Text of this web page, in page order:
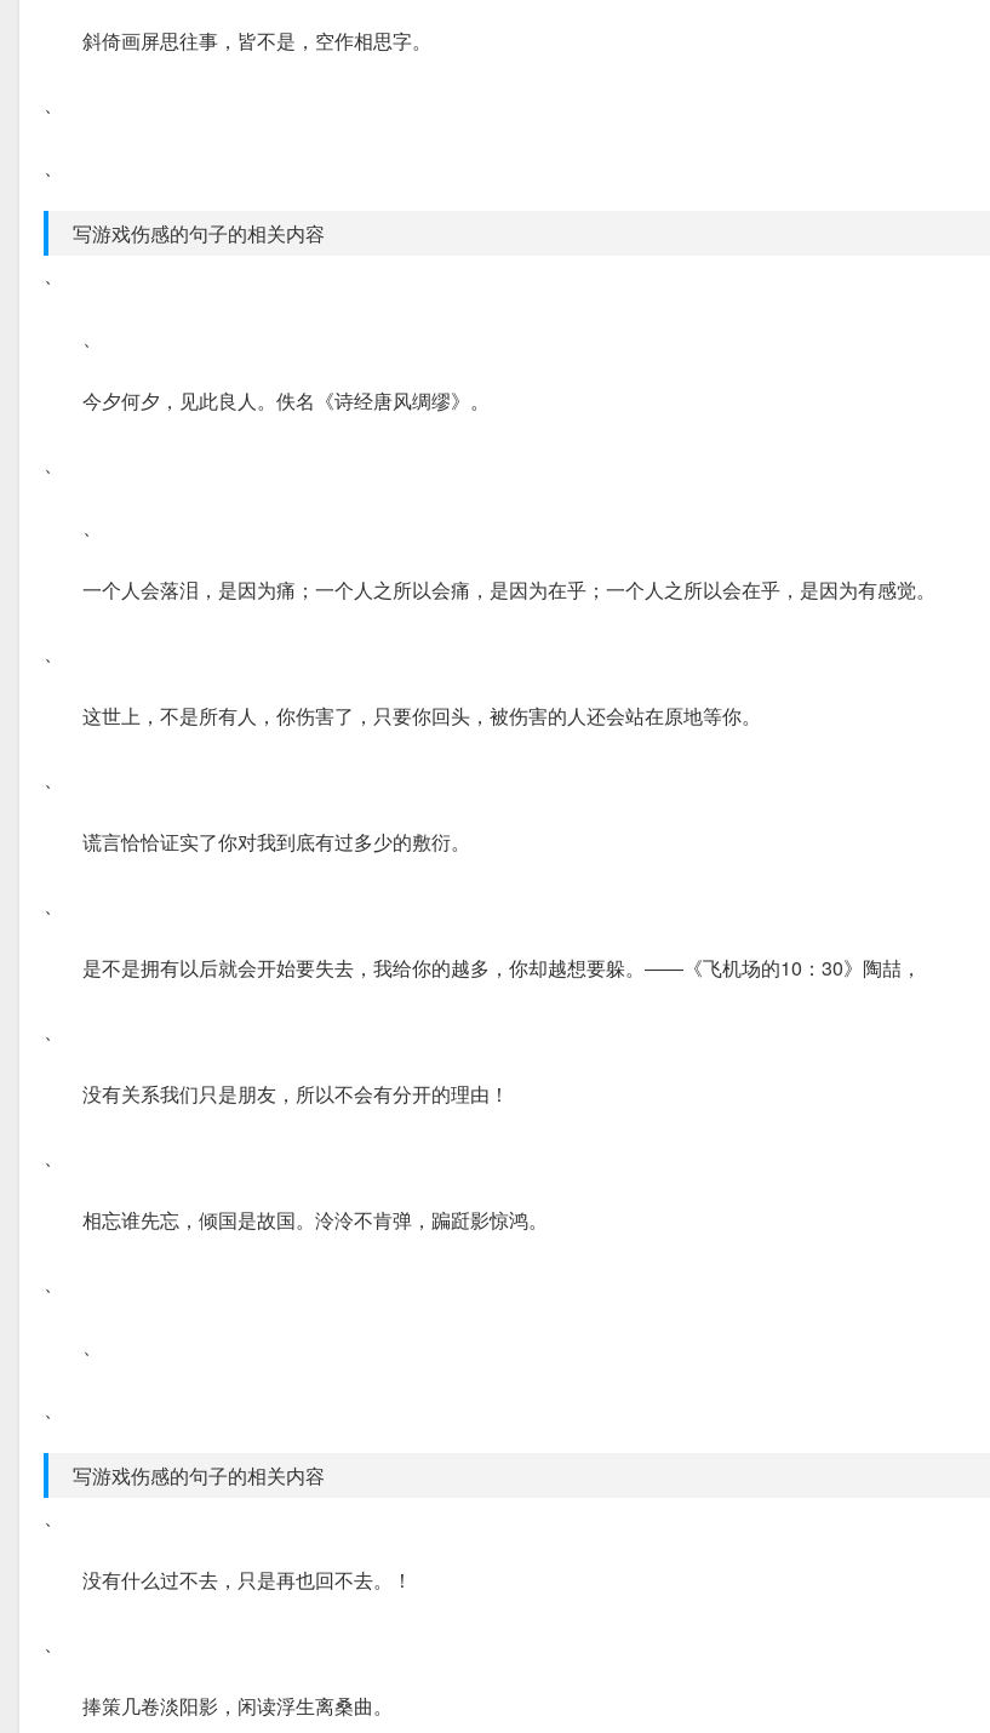
斜倚画屏思往事，皆不是，空作相思字。
、
、
写游戏伤感的句子的相关内容
、
、
今夕何夕，见此良人。佚名《诗经唐风绸缪》。
、
、
一个人会落泪，是因为痛；一个人之所以会痛，是因为在乎；一个人之所以会在乎，是因为有感觉。
、
这世上，不是所有人，你伤害了，只要你回头，被伤害的人还会站在原地等你。
、
谎言恰恰证实了你对我到底有过多少的敷衍。
、
是不是拥有以后就会开始要失去，我给你的越多，你却越想要躲。――《飞机场的10：30》陶喆，
、
没有关系我们只是朋友，所以不会有分开的理由！
、
相忘谁先忘，倾国是故国。泠泠不肯弹，蹁跹影惊鸿。
、
、
、
写游戏伤感的句子的相关内容
、
没有什么过不去，只是再也回不去。！
、
捧策几卷淡阳影，闲读浮生离桑曲。